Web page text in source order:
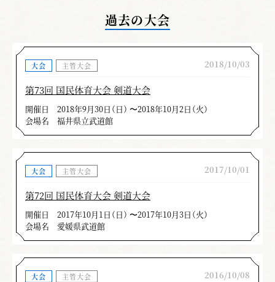
過去の大会
大会 主管大会 2018/10/03
第73回 国民体育大会 剣道大会
開催日
2018年9月30日（日） 〜2018年10月2日（火）
会場名
福井県立武道館
大会 主管大会 2017/10/01
第72回 国民体育大会 剣道大会
開催日
2017年10月1日（日） 〜2017年10月3日（火）
会場名
愛媛県武道館
大会 主管大会 2016/10/08